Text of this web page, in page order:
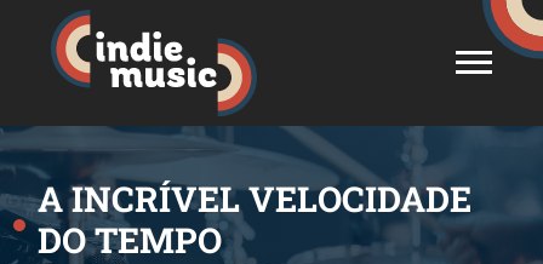
A INCRÍVEL VELOCIDADE
DO TEMPO